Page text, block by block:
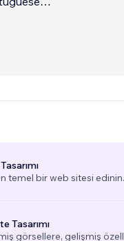
temel bir web sitesi edinin.
Tasarımı
görsellere, gelişmiş